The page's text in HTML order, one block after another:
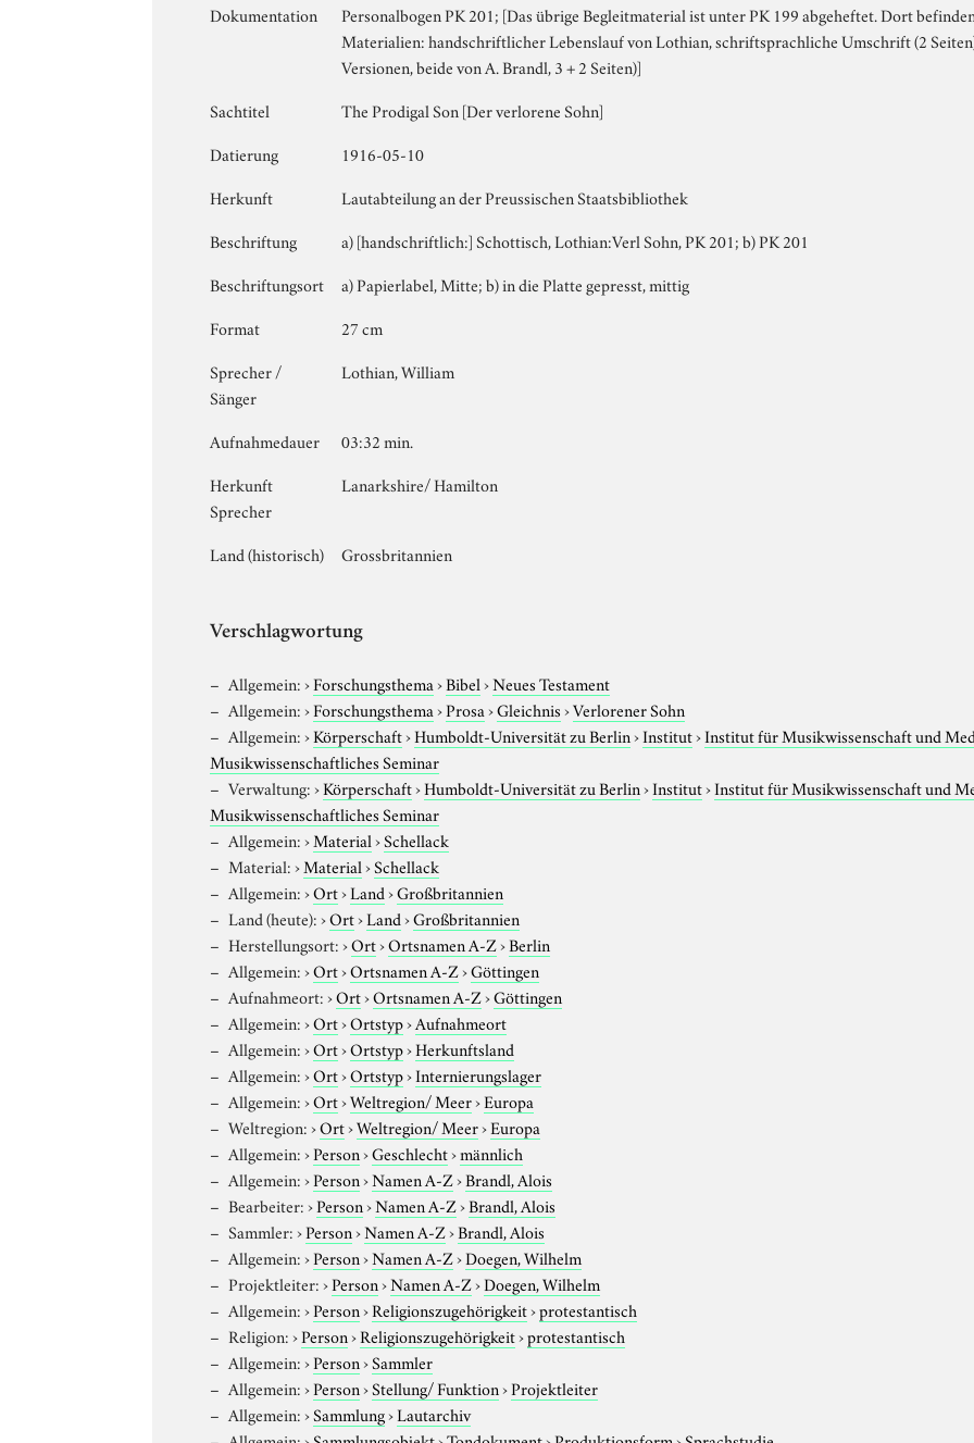
Dokumentation
Personalbogen PK 201; [Das übrige Begleitmaterial ist unter PK 199 abgeheftet. Dort
Materialien: handschriftlicher Lebenslauf von Lothian, schriftsprachliche Umschrift (2
Versionen, beide von A. Brandl, 3 + 2 Seiten)]
Sachtitel
The Prodigal Son [Der verlorene Sohn]
Datierung
1916-05-10
Herkunft
Lautabteilung an der Preussischen Staatsbibliothek
Beschriftung
a) [handschriftlich:] Schottisch, Lothian:Verl Sohn, PK 201; b) PK 201
Beschriftungsort
a) Papierlabel, Mitte; b) in die Platte gepresst, mittig
Format
27 cm
Sprecher /
Sänger
Lothian, William
Aufnahmedauer
03:32 min.
Herkunft
Sprecher
Lanarkshire/ Hamilton
Land (historisch) Grossbritannien
Verschlagwortung
Allgemein:›Forschungsthema›Bibel›Neues Testament
Allgemein:›Forschungsthema›Prosa›Gleichnis›Verlorener Sohn
Allgemein:›Körperschaft›Humboldt-Universität zu Berlin›Institut›Institut für Musikwissenschaft und
Musikwissenschaftliches Seminar
Verwaltung:›Körperschaft›Humboldt-Universität zu Berlin›Institut›Institut für Musikwissenschaft und
Musikwissenschaftliches Seminar
Allgemein:›Material›Schellack
Material:›Material›Schellack
Allgemein:›Ort›Land›Großbritannien
Land (heute):›Ort›Land›Großbritannien
Herstellungsort:›Ort›Ortsnamen A-Z›Berlin
Allgemein:›Ort›Ortsnamen A-Z›Göttingen
Aufnahmeort:›Ort›Ortsnamen A-Z›Göttingen
Allgemein:›Ort›Ortstyp›Aufnahmeort
Allgemein:›Ort›Ortstyp›Herkunftsland
Allgemein:›Ort›Ortstyp›Internierungslager
Allgemein:›Ort›Weltregion/ Meer›Europa
Weltregion:›Ort›Weltregion/ Meer›Europa
Allgemein:›Person›Geschlecht›männlich
Allgemein:›Person›Namen A-Z›Brandl, Alois
Bearbeiter:›Person›Namen A-Z›Brandl, Alois
Sammler:›Person›Namen A-Z›Brandl, Alois
Allgemein:›Person›Namen A-Z›Doegen, Wilhelm
Projektleiter:›Person›Namen A-Z›Doegen, Wilhelm
Allgemein:›Person›Religionszugehörigkeit›protestantisch
Religion:›Person›Religionszugehörigkeit›protestantisch
Allgemein:›Person›Sammler
Allgemein:›Person›Stellung/ Funktion›Projektleiter
Allgemein:›Sammlung›Lautarchiv